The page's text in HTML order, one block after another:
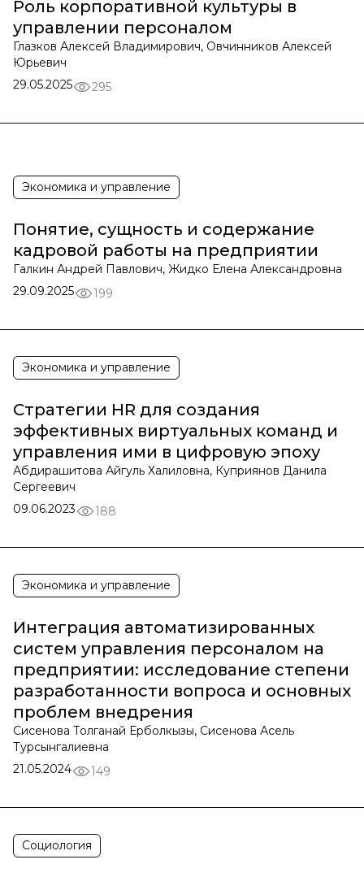
Роль корпоративной культуры в
управлении персоналом
Глазков Алексей Владимирович, Овчинников Алексей
Юрьевич
29.05.2025
295
Экономика и управление
Понятие, сущность и содержание
кадровой работы на предприятии
Галкин Андрей Павлович, Жидко Елена Александровна
29.09.2025
199
Экономика и управление
Стратегии HR для создания
эффективных виртуальных команд и
управления ими в цифровую эпоху
Абдирашитова Айгуль Халиловна, Куприянов Данила
Сергеевич
09.06.2023
188
Экономика и управление
Интеграция автоматизированных
систем управления персоналом на
предприятии: исследование степени
разработанности вопроса и основных
проблем внедрения
Сисенова Толганай Ерболкызы, Сисенова Асель
Турсынгалиевна
21.05.2024
149
Социология